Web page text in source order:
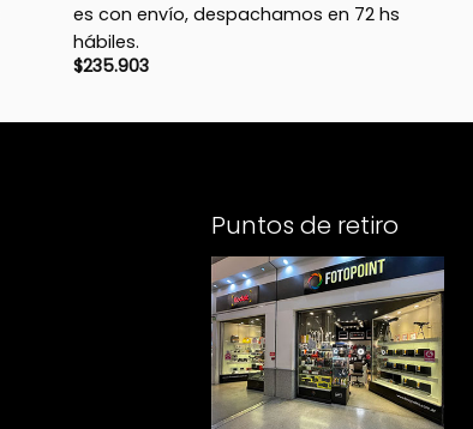
es con envío, despachamos en 72 hs
hábiles.
$235.903
Puntos de retiro